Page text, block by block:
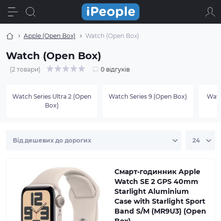
Apple (Open Box) Watch (Open Box)
Watch (Open Box)
(2 товари) 0 відгуків
Watch Series Ultra 2 (Open
Box)
Watch Series 9 (Open Box)
Смарт-годинник Apple
Watch SE 2 GPS 40mm
Starlight Aluminium
Case with Starlight Sport
Band S/M (MR9U3) (Open